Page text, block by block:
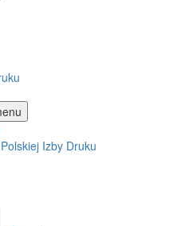
Izby Druku